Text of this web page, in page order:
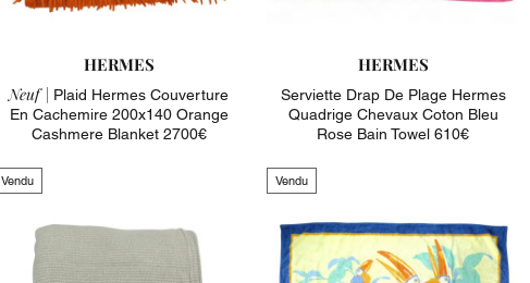
HERMES
Neuf | Plaid Hermes Couverture
En Cachemire 200x140 Orange
Cashmere Blanket 2700€
HERMES
Serviette Drap De Plage Hermes
Quadrige Chevaux Coton Bleu
Rose Bain Towel 610€
Vendu Vendu